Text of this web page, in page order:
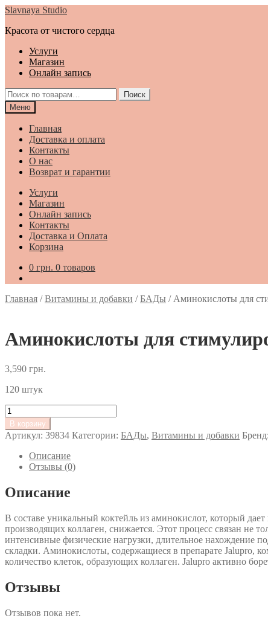
Перейти
навигации
Перейти
содержимому
Slavnaya Studio
Красота от чистого сердца
Услуги
Магазин
Онлайн запись
Искать:
Поиск
Меню
Главная
Доставка и оплата
Контакты
О нас
Возврат и гарантии
Услуги
Магазин
Онлайн запись
Контакты
Доставка и Оплата
Корзина
0 грн. 0 товаров
Главная /Витамины и добавки /БАДы / Аминокислоты для
Аминокислоты для
3,590 грн.
120 штук
Количество
товара
Аминокислоты
для
стимулирования
коллагена
Jalupro
Food
Supplement
В корзину
Артикул: 39834 Категории: БАДы, Витамины и добавки Бренд:
Описание
Отзывы (0)
Описание
В составе уникальный коктейль из аминокислот, который
производящих коллаген, снижается. Этот процесс связан не
интенсивные физические нагрузки, длительное нахождение
складки. Аминокислоты, содержащиеся в препарате Jalupro,
количество клеток, образующих коллаген. Jalupro активно
Отзывы
Отзывов пока нет.